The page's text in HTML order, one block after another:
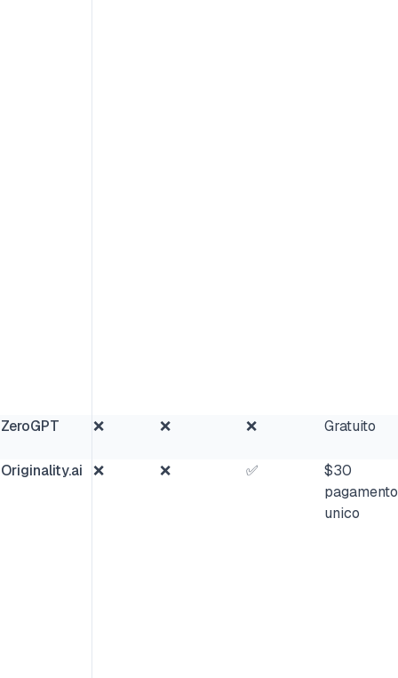
ZeroGPT ❌ ❌ ❌ Gratuito
Originality.ai ❌ ❌ ✅
$30
pagamento
unico